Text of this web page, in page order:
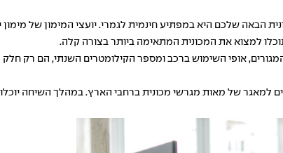
הבאה שלכם היא במפתיע חינמית לגמרי. יועצי המימון של
למצוא את המכונית המתאימה ביותר בצורה קלה.
אופי השימוש ברכב ומספר הקילומטרים השנתי, הם רק
למאגר של מאות מגרשי מכונית ברחבי הארץ. במהלך השיחה